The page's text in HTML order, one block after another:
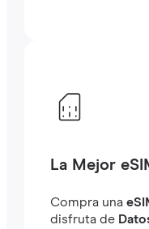
La Mejor
Compra una
disfruta de